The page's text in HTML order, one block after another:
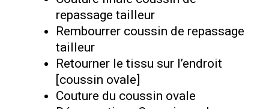
repassage tailleur
Rembourrer coussin de repassage
tailleur
Retourner le tissu sur l’endroit
[coussin ovale]
Couture du coussin ovale